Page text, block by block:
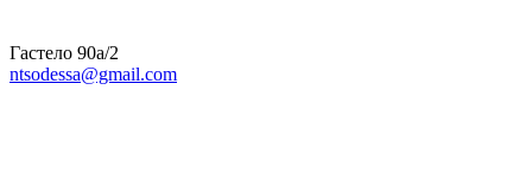
Гастело 90а/2
ntsodessa@gmail.com